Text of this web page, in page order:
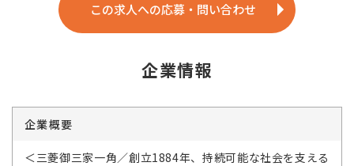
この求人への応募・問い合わせ
企業情報
企業概要
＜三菱御三家一角／創立1884年、持続可能な社会を支える